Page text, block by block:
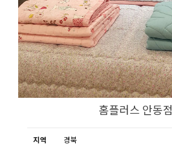
홈플러스 안동점
지역 경북